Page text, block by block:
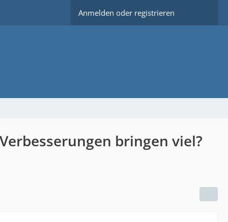
Anmelden oder registrieren
bringen viel?